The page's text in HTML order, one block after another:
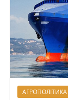
АГРОПОЛІТИКА